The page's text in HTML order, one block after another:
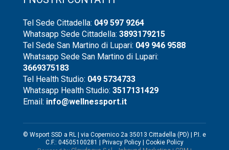
Tel Sede Cittadella: 049 597 9264
Whatsapp Sede Cittadella: 3893179215
Tel Sede San Martino di Lupari: 049 946 9588
Whatsapp Sede San Martino di Lupari:
3669375183
Tel Health Studio: 049 5734733
Whatsapp Health Studio: 3517131429
Email: info@wellnessport.it
© Wsport SSD a RL | via Copernico 2a 35013 Cittadella (PD) | P.I. e
C.F.: 04505100281 |
Privacy Policy| Cookie Policy